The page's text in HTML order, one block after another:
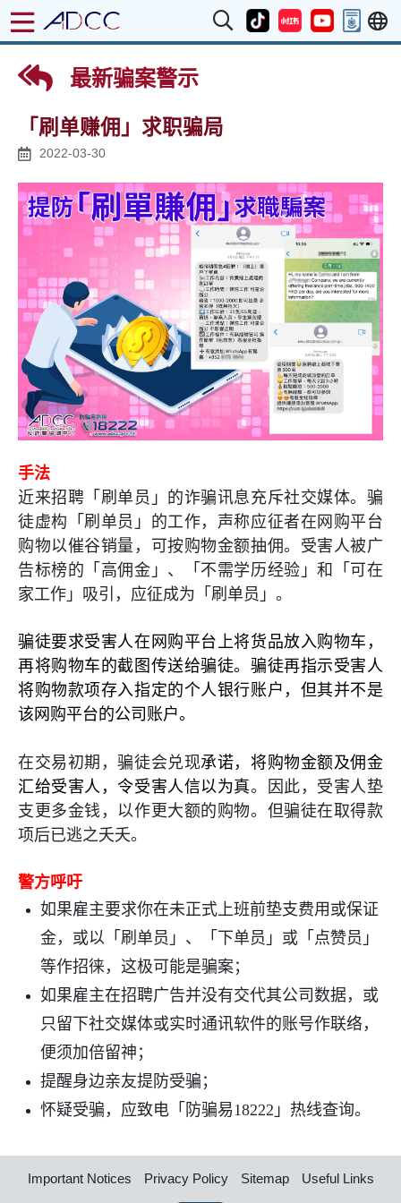
最新骗案警示
「刷单赚佣」求职骗局
2022-03-30
手法
近来招聘「刷单员」的诈骗讯息充斥社交媒体。骗
徒虚构「刷单员」的工作，声称应征者在网购平台
购物以催谷销量，可按购物金额抽佣。受害人被广
告标榜的「高佣金」、「不需学历经验」和「可在
家工作」吸引，应征成为「刷单员」。
骗徒要求受害人在网购平台上将货品放入购物车，
再将购物车的截图传送给骗徒。骗徒再指示受害人
将购物款项存入指定的个人银行账户，但其并不是
该网购平台的公司账户。
在交易初期，骗徒会兑现承诺，将购物金额及佣金
汇给受害人，令受害人信以为真。因此，受害人垫
支更多金钱，以作更大额的购物。但骗徒在取得款
项后已逃之夭夭。
警方呼吁
如果雇主要求你在未正式上班前垫支费用或保证
金，或以「刷单员」、「下单员」或「点赞员」
等作招徕，这极可能是骗案；
如果雇主在招聘广告并没有交代其公司数据，或
只留下社交媒体或实时通讯软件的账号作联络，
便须加倍留神；
提醒身边亲友提防受骗；
怀疑受骗，应致电「防骗易18222 」热线查询。
Important Notices Privacy Policy Sitemap Useful Links